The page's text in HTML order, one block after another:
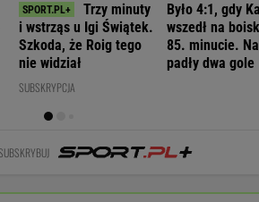
Trzy minuty
i wstrząs u Igi Świątek.
Szkoda, że Roig tego
nie widział
SUBSKRYPCJA
Było 4:1, gdy
wszedł na
85. minucie.
padły dwa gole